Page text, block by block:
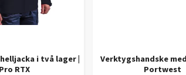
i två lager |
Pro RTX
Verktygshandske
Portwest